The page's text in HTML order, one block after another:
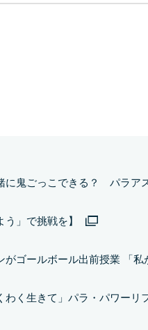
に鬼ごっこできる？ パラア
」で挑戦を】
ゴールボール出前授業 「私
わく生きて」パラ・パワー